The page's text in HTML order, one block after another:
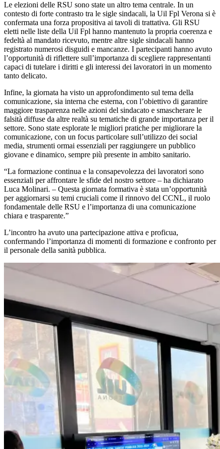
Le elezioni delle RSU sono state un altro tema centrale. In un
contesto di forte contrasto tra le sigle sindacali, la Uil Fpl Verona si è
confermata una forza propositiva ai tavoli di trattativa. Gli RSU
eletti nelle liste della Uil Fpl hanno mantenuto la propria coerenza e
fedeltà al mandato ricevuto, mentre altre sigle sindacali hanno
registrato numerosi disguidi e mancanze. I partecipanti hanno avuto
l’opportunità di riflettere sull’importanza di scegliere rappresentanti
capaci di tutelare i diritti e gli interessi dei lavoratori in un momento
tanto delicato.
Infine, la giornata ha visto un approfondimento sul tema della
comunicazione, sia interna che esterna, con l’obiettivo di garantire
maggiore trasparenza nelle azioni del sindacato e smascherare le
falsità diffuse da altre realtà su tematiche di grande importanza per il
settore. Sono state esplorate le migliori pratiche per migliorare la
comunicazione, con un focus particolare sull’utilizzo dei social
media, strumenti ormai essenziali per raggiungere un pubblico
giovane e dinamico, sempre più presente in ambito sanitario.
“La formazione continua e la consapevolezza dei lavoratori sono
essenziali per affrontare le sfide del nostro settore – ha dichiarato
Luca Molinari. – Questa giornata formativa è stata un’opportunità
per aggiornarsi su temi cruciali come il rinnovo del CCNL, il ruolo
fondamentale delle RSU e l’importanza di una comunicazione
chiara e trasparente.”
L’incontro ha avuto una partecipazione attiva e proficua,
confermando l’importanza di momenti di formazione e confronto per
il personale della sanità pubblica.